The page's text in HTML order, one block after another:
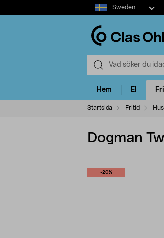
Select
market
Sweden
Hem El
Startsida Fritid
Dogman
-20%